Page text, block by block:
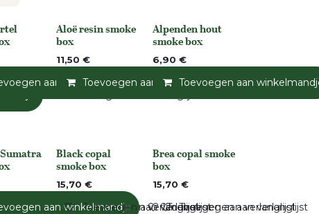
aan winkelmandje Toevoegen aan verlanglijst
None
Aloë resin smoke
box
11,50 €
Toevoegen aan winkelmandje
None
Alpenden hout
smoke box
6,90 €
Toevoegen aan
Toevoegen aan verlanglijst
aan winkelmandje Toevoegen aan verlanglijst
Niet op voorraad
Black copal
smoke box
15,70 €
Toevoegen aan verlanglijst
Niet op voorraad
Brea copal smoke
box
15,70 €
Toevoegen aan verlanglijst